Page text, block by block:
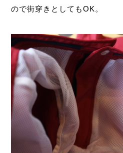
ので街穿きとしてもOK。